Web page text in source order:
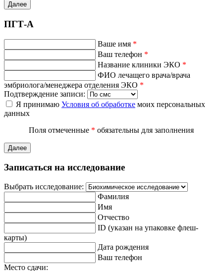
Далее
ПГТ-А
Ваше имя *
Ваш телефон *
Название клиники ЭКО *
ФИО лечащего врача/врача
эмбриолога/менеджера отделения ЭКО *
Подтверждение записи:
Я принимаю Условия об обработке моих персональных
данных
Поля отмеченные * обязательны для заполнения
Далее
Записаться на исследование
Выбрать исследование:
Фамилия
Имя
Отчество
ID (указан на упаковке флеш-
карты)
Дата рождения
Ваш телефон
Место сдачи: